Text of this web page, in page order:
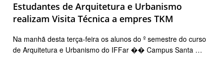
Estudantes de Arquitetura e Urbanismo
realizam Visita Técnica a empres TKM
Na manhã desta terça-feira os alunos do º semestre do curso
de Arquitetura e Urbanismo do IFFar �� Campus Santa …